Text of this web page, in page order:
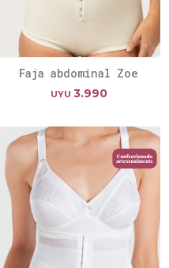
Faja abdominal Zoe
UYU 3.990